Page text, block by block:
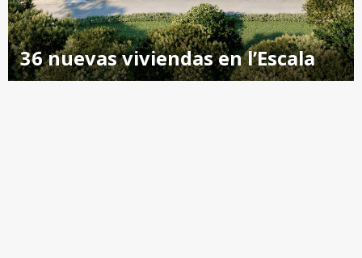
36 nuevas viviendas en l’Escala